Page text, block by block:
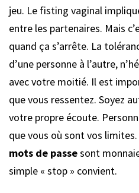
jeu. Le fisting vaginal
entre les partenaires. Mais
quand ça s’arrête. La
d’une personne à l’autre,
avec votre moitié. Il est
que vous ressentez. Soyez
votre propre écoute.
que vous où sont vos
mots de passesont
simple « stop » convient.